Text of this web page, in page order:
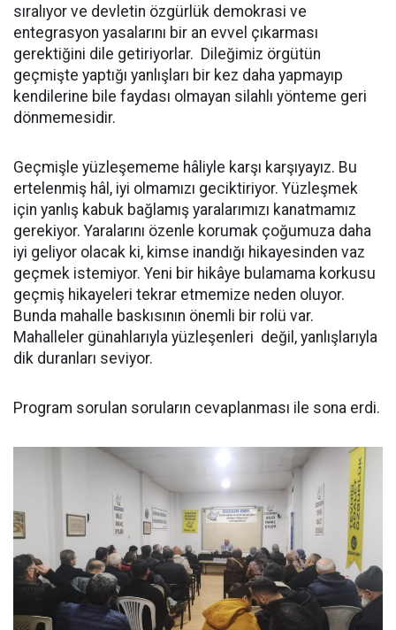
sıralıyor ve devletin özgürlük demokrasi ve
entegrasyon yasalarını bir an evvel çıkarması
gerektiğini dile getiriyorlar. Dileğimiz örgütün
geçmişte yaptığı yanlışları bir kez daha yapmayıp
kendilerine bile faydası olmayan silahlı yönteme geri
dönmemesidir.
Geçmişle yüzleşememe hâliyle karşı karşıyayız. Bu
ertelenmiş hâl, iyi olmamızı geciktiriyor. Yüzleşmek
için yanlış kabuk bağlamış yaralarımızı kanatmamız
gerekiyor. Yaralarını özenle korumak çoğumuza daha
iyi geliyor olacak ki, kimse inandığı hikayesinden vaz
geçmek istemiyor. Yeni bir hikâye bulamama korkusu
geçmiş hikayeleri tekrar etmemize neden oluyor.
Bunda mahalle baskısının önemli bir rolü var.
Mahalleler günahlarıyla yüzleşenleri değil, yanlışlarıyla
dik duranları seviyor.
Program sorulan soruların cevaplanması ile sona erdi.